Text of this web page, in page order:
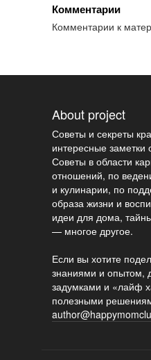
Комментарии
Комментарии к
About project
Советы и секреты
интересные заметки
Советы в области
отношений, по
и кулинарии, по
образа жизни и
идеи для дома,
— многое другое.
Если вы хотите
знаниями и опытом,
задумками и «лайф
полезными